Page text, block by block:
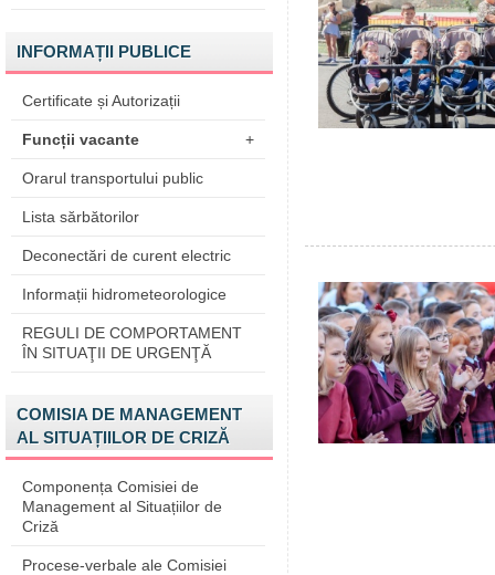
INFORMAȚII PUBLICE
Certificate și Autorizații
Funcții vacante +
Orarul transportului public
Lista sărbătorilor
Deconectări de curent electric
Informații hidrometeorologice
REGULI DE COMPORTAMENT
ÎN SITUAŢII DE URGENŢĂ
COMISIA DE MANAGEMENT
AL SITUAȚIILOR DE CRIZĂ
Componența Comisiei de
Management al Situațiilor de
Criză
Procese-verbale ale Comisiei